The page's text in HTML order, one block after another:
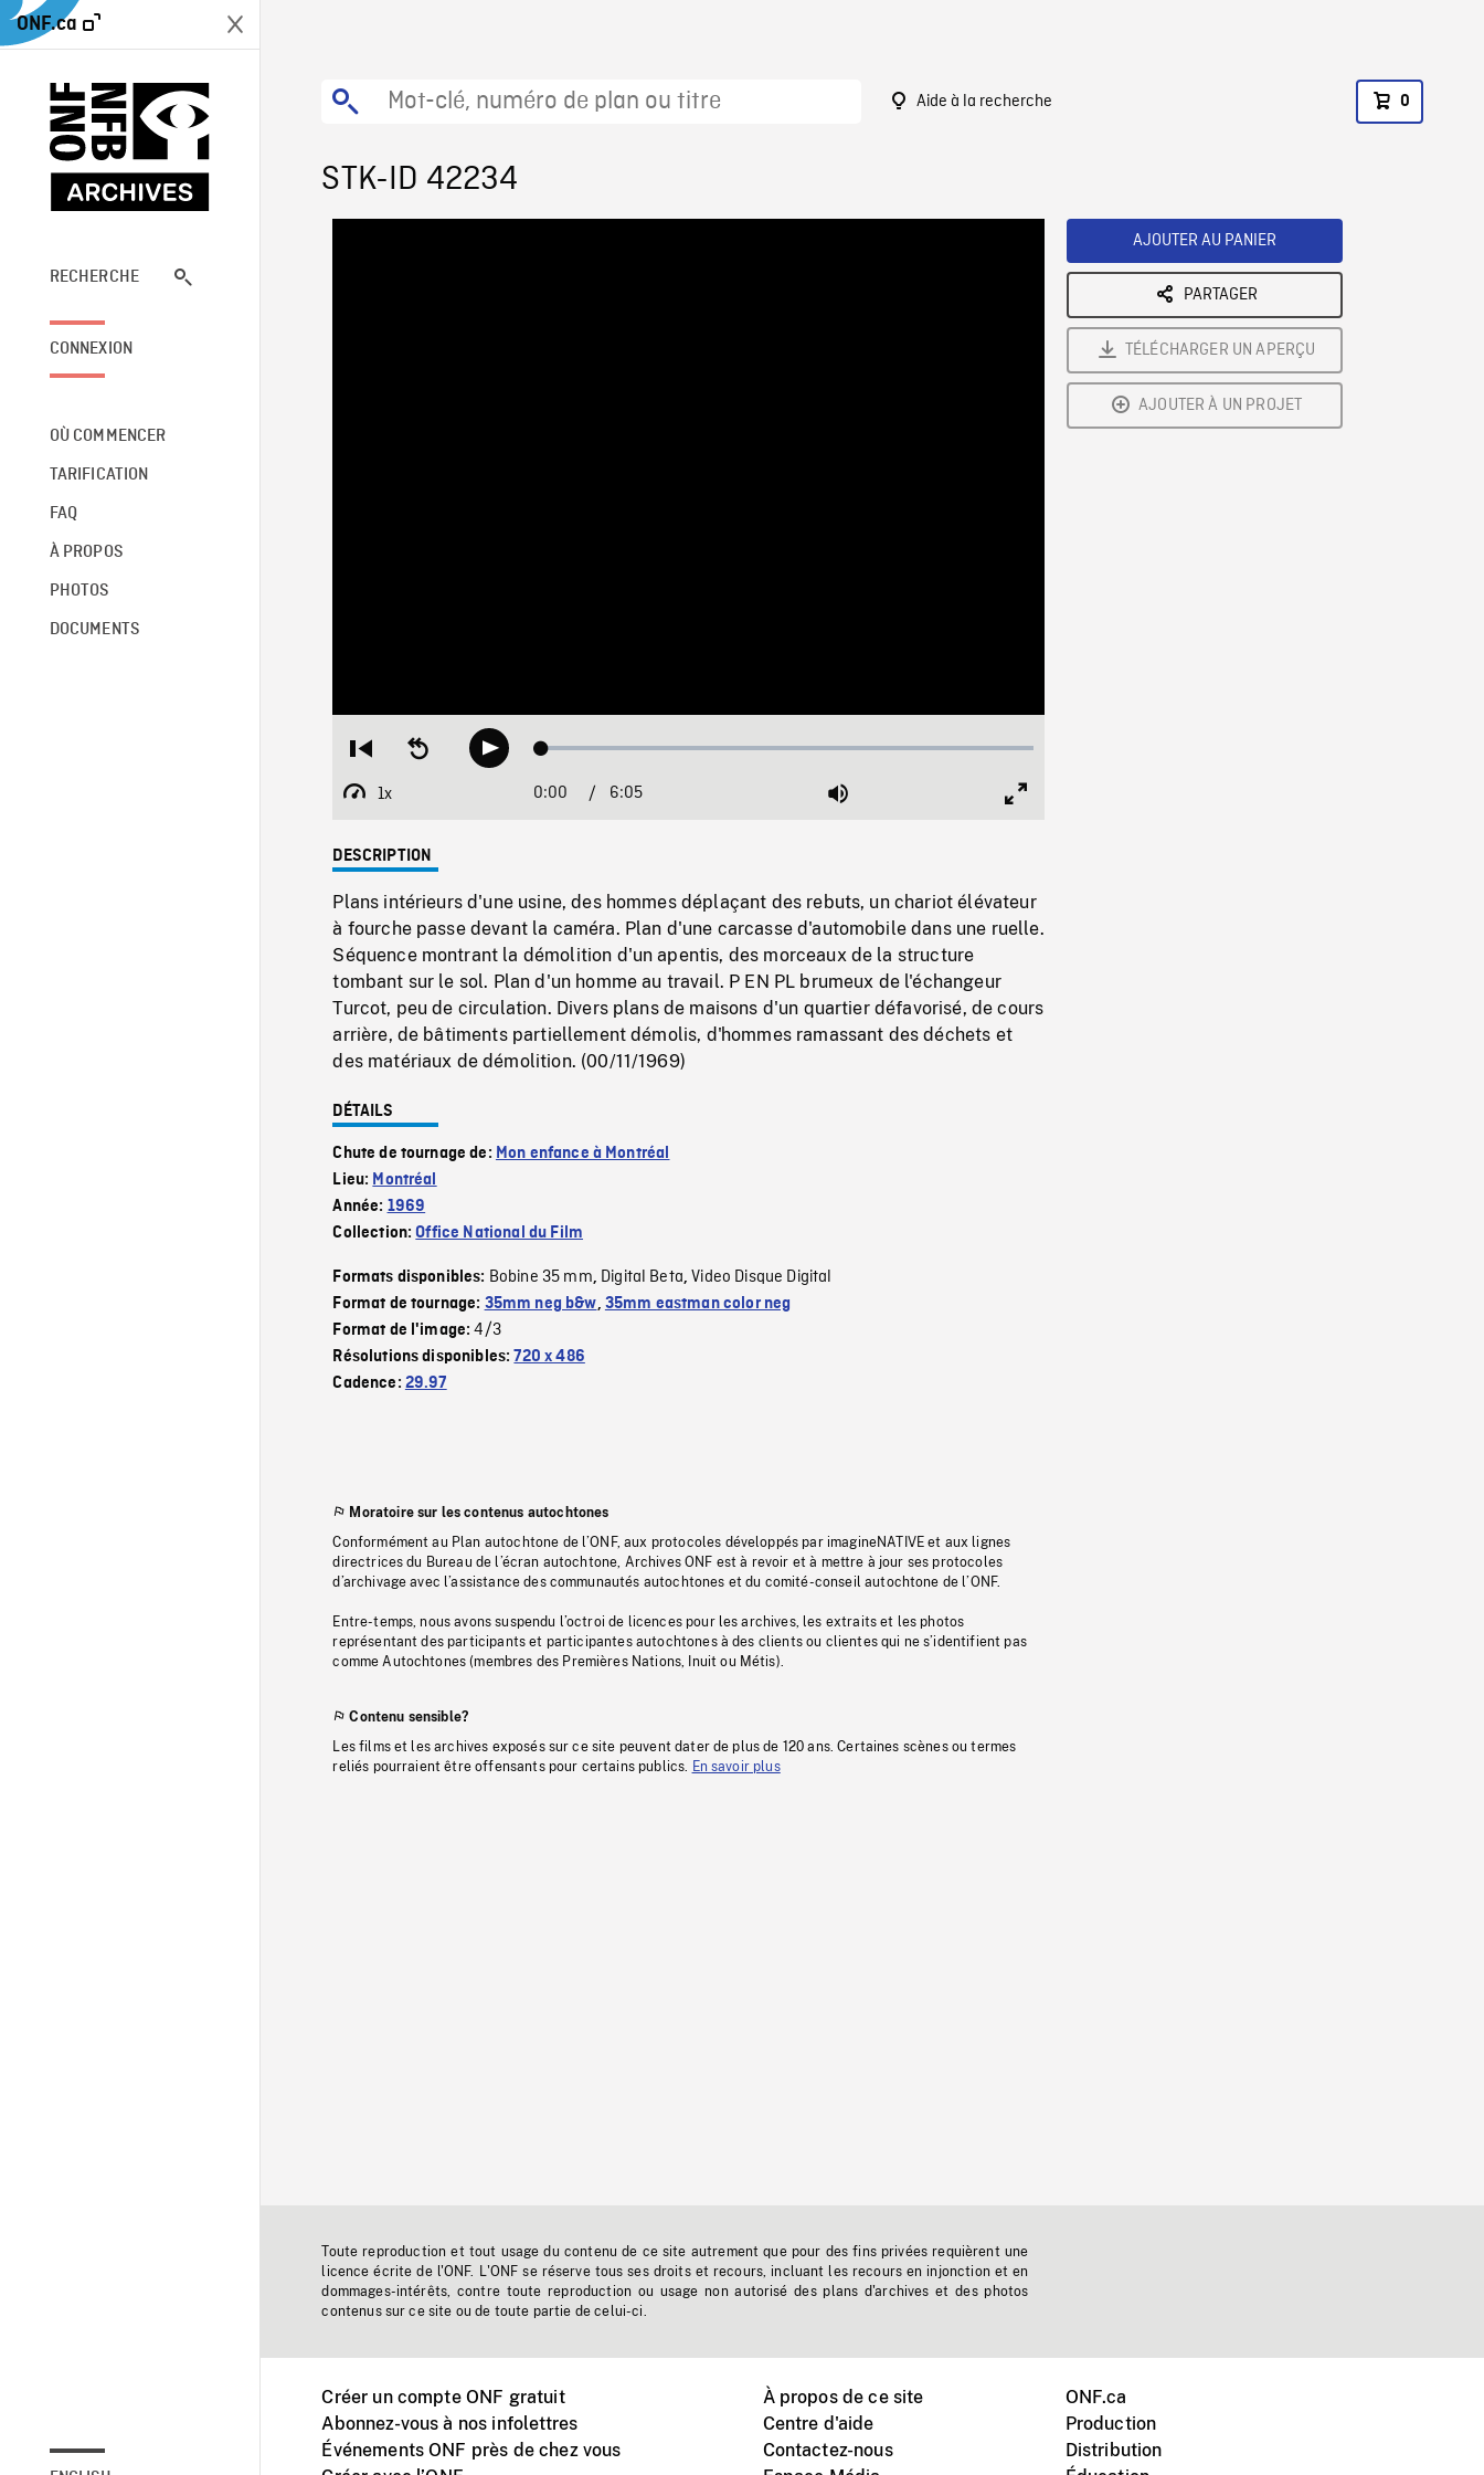
ONF.ca
RECHERCHE
CONNEXION
OÙ COMMENCER
TARIFICATION
FAQ
À PROPOS
PHOTOS
DOCUMENTS
Aide à la recherche 0
STK-ID 42234
Restart
beginning
Seek
backwardPlay Loaded:
1x
Playback
Current
0:00 / Duration
6:05 Mute
DESCRIPTION
Plans intérieurs d'une usine, des hommes déplaçant des rebuts, un chariot élévateur
à fourche passe devant la caméra. Plan d'une carcasse d'automobile dans une ruelle.
Séquence montrant la démolition d'un apentis, des morceaux de la structure
tombant sur le sol. Plan d'un homme au travail. P EN PL brumeux de l'échangeur
Turcot, peu de circulation. Divers plans de maisons d'un quartier défavorisé, de cours
arrière, de bâtiments partiellement démolis, d'hommes ramassant des déchets et
des matériaux de démolition. (00/11/1969)
DÉTAILS
Chute de tournage de: Mon enfance à Montréal
Lieu: Montréal
Année: 1969
Collection:Office National du Film
Formats disponibles: Bobine 35 mm, Digital Beta,Video Disque Digital
Format de tournage: 35mm neg b&w, 35mm eastman color neg
Format de l'image:4/3
Résolutions disponibles:720 x 486
Cadence: 29.97
Moratoire sur les contenus autochtones
Conformément au Plan autochtone de l’ONF, aux protocoles développés par imagineNATIVE et aux lignes
directrices du Bureau de l’écran autochtone, Archives ONF est à revoir et à mettre à jour ses protocoles
d’archivage avec l’assistance des communautés autochtones et du comité-conseil autochtone de l’ONF.
Entre-temps, nous avons suspendu l’octroi de licences pour les archives, les extraits et les photos
représentant des participants et participantes autochtones à des clients ou clientes qui ne s’identifient pas
comme Autochtones (membres des Premières Nations, Inuit ou Métis).
Contenu sensible?
Les films et les archives exposés sur ce site peuvent dater de plus de 120 ans. Certaines scènes ou termes
reliés pourraient être offensants pour certains publics.
En savoir plus
AJOUTER AU PANIER
PARTAGER
TÉLÉCHARGER UN APERÇU
AJOUTER À UN PROJET
Toute reproduction et tout usage du contenu de ce site autrement que pour des fins privées requièrent une
licence écrite de l'ONF. L'ONF se réserve tous ses droits et recours, incluant les recours en injonction et en
dommages-intérêts, contre toute reproduction ou usage non autorisé des plans d'archives et des photos
contenus sur ce site ou de toute partie de celui-ci.
Créer un compte ONF gratuit
Abonnez-vous à nos infolettres
Événements ONF près de chez vous
À propos de ce site
Centre d'aide
Contactez-nous
ONF.ca
Production
Distribution